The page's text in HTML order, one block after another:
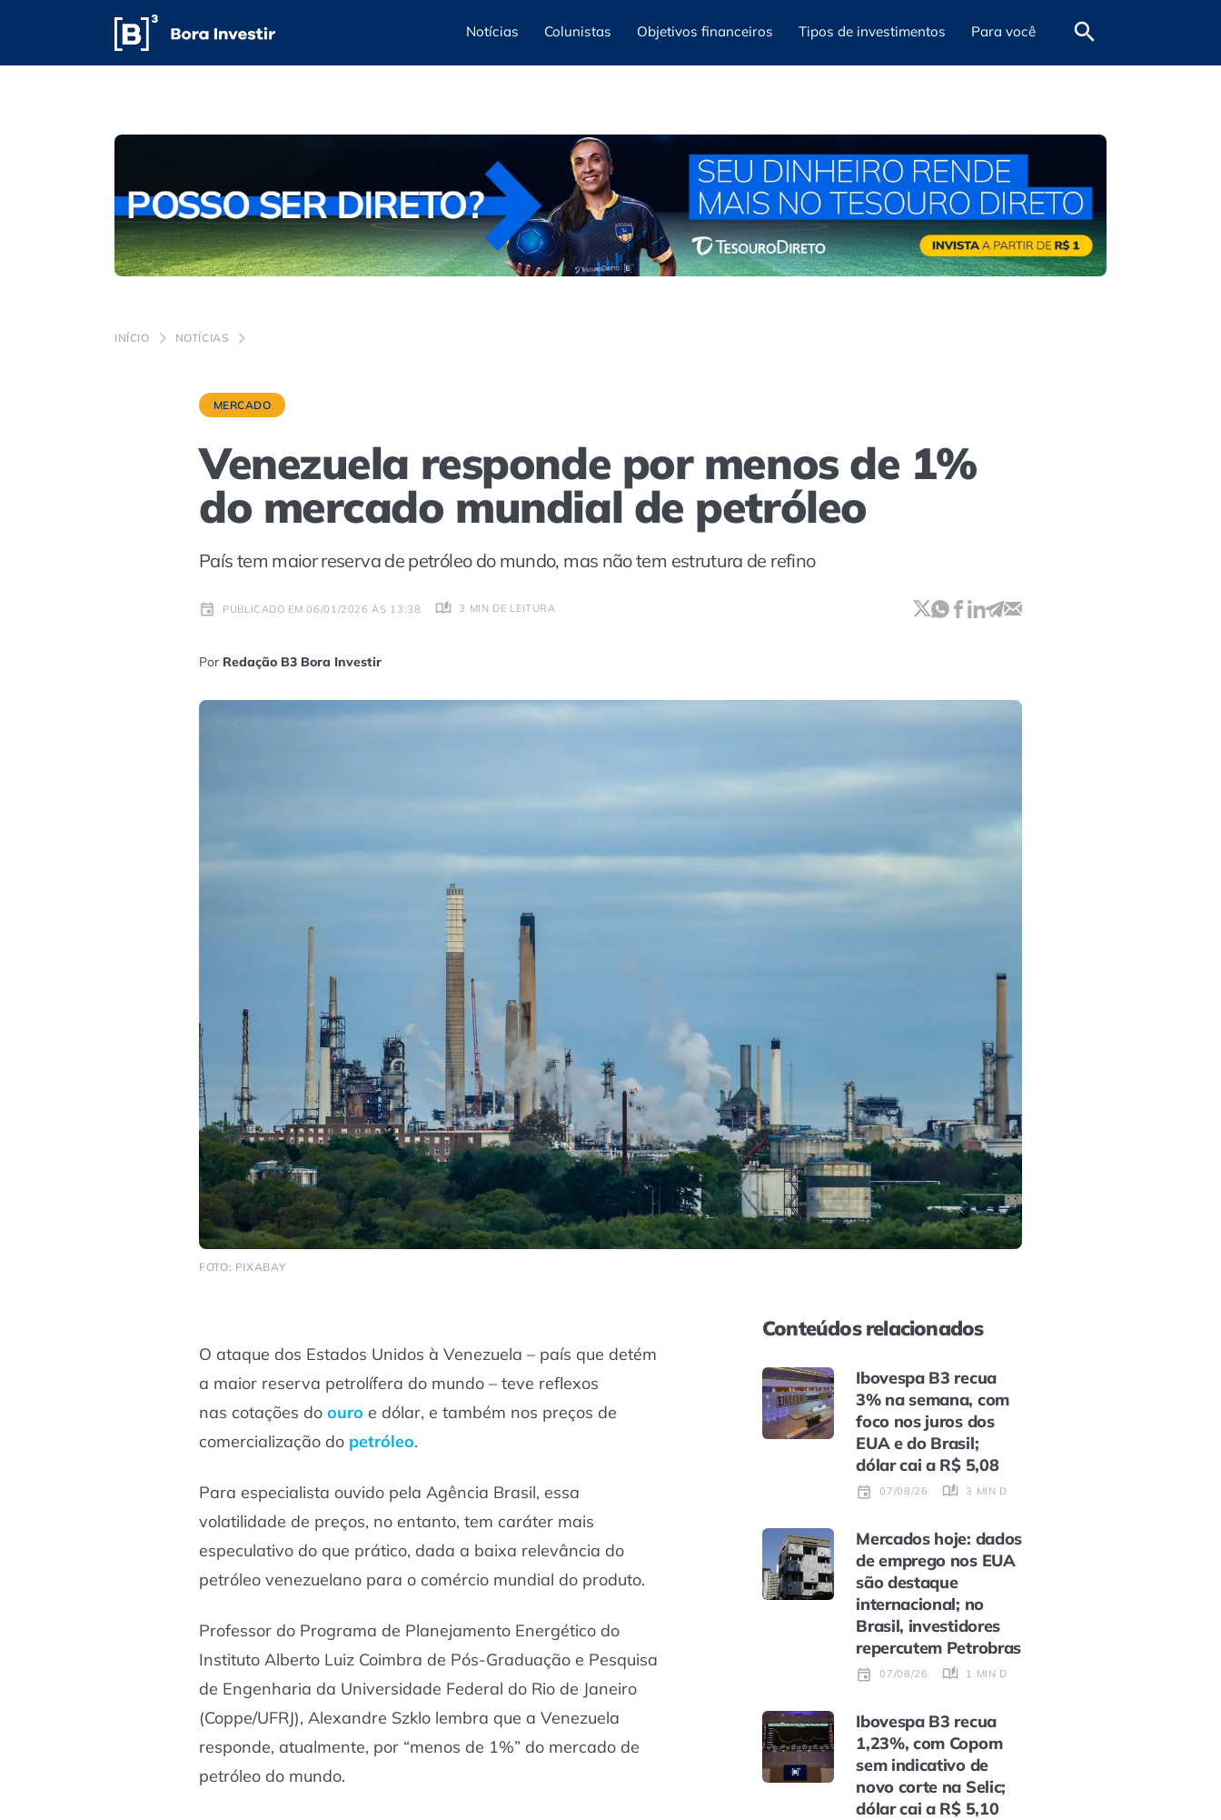
Notícias Colunistas Objetivos financeiros Tipos de investimentos Para você
INÍCIO NOTÍCIAS
MERCADO
Venezuela responde por menos de 1%
do mercado mundial de petróleo
País tem maior reserva de petróleo do mundo, mas não tem estrutura de refino
PUBLICADO EM 06/01/2026 ÀS 13:38 3 MIN DE LEITURA
Por Redação B3 Bora Investir
FOTO: PIXABAY
O ataque dos Estados Unidos à Venezuela – país que detém
a maior reserva petrolífera do mundo – teve reflexos
nas cotações do ouro e dólar, e também nos preços de
comercialização do petróleo.
Para especialista ouvido pela Agência Brasil, essa
volatilidade de preços, no entanto, tem caráter mais
especulativo do que prático, dada a baixa relevância do
petróleo venezuelano para o comércio mundial do produto.
Professor do Programa de Planejamento Energético do
Instituto Alberto Luiz Coimbra de Pós-Graduação e Pesquisa
de Engenharia da Universidade Federal do Rio de Janeiro
(Coppe/UFRJ), Alexandre Szklo lembra que a Venezuela
responde, atualmente, por “menos de 1%” do mercado de
petróleo do mundo.
Conteúdos relacionados
Ibovespa B3 recua
3% na semana, com
foco nos juros dos
EUA e do Brasil;
dólar cai a R$ 5,08
07/08/26 3 MIN DE LEITURA
Mercados hoje: dados
de emprego nos EUA
são destaque
internacional; no
Brasil, investidores
repercutem Petrobras
07/08/26 1 MIN DE LEITURA
Ibovespa B3 recua
1,23%, com Copom
sem indicativo de
novo corte na Selic;
dólar cai a R$ 5,10